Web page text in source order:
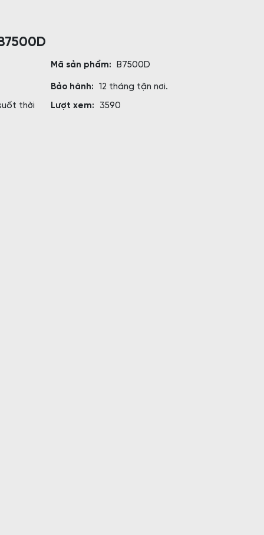
Mã sản phẩm: B7500D
Bảo hành:
12 tháng tận nơi.
thời
Lượt xem: 3590